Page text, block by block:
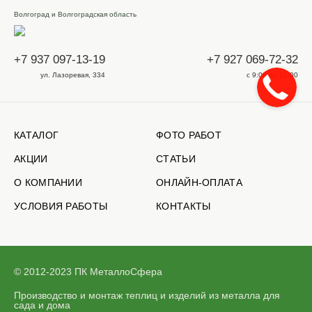
Волгоград и Волгоградская область
+7 937 097-13-19
ул. Лазоревая, 334
+7 927 069-72-32
с 9:00 до 21:00
КАТАЛОГ
АКЦИИ
О КОМПАНИИ
УСЛОВИЯ РАБОТЫ
ФОТО РАБОТ
СТАТЬИ
ОНЛАЙН-ОПЛАТА
КОНТАКТЫ
© 2012-2023 ПК МеталлоСфера
Производство и монтаж теплиц и изделий из металла для
сада и дома